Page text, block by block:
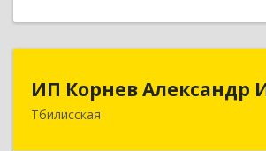
ИП Корнев Александр
Тбилисская
352360, Краснодарский край,